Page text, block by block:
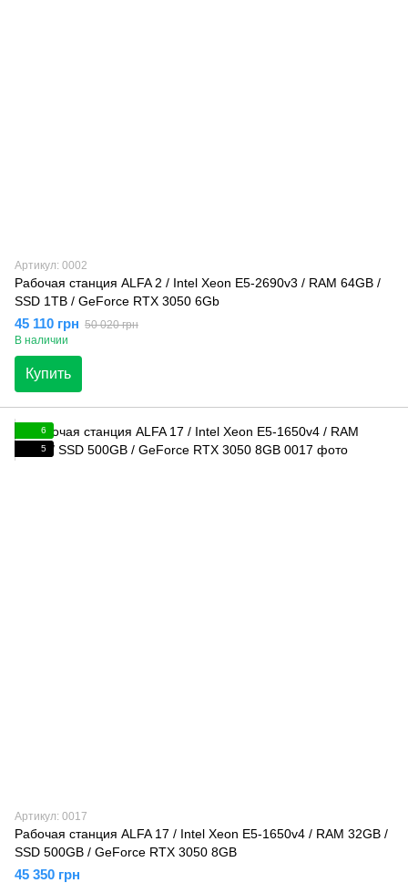
Артикул: 0002
Рабочая станция ALFA 2 / Intel Xeon E5-2690v3 / RAM 64GB /
SSD 1TB / GeForce RTX 3050 6Gb
45 110 грн 50 020 грн
В наличии
Купить
6
5
Артикул: 0017
Рабочая станция ALFA 17 / Intel Xeon E5-1650v4 / RAM 32GB /
SSD 500GB / GeForce RTX 3050 8GB
45 350 грн